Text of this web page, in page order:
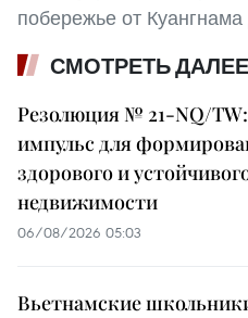
побережье от
СМОТРЕТЬ ДАЛЕЕ
Резолюция № 21-NQ/
импульс для
здорового и
недвижимости
06/08/2026 05:03
Вьетнамские